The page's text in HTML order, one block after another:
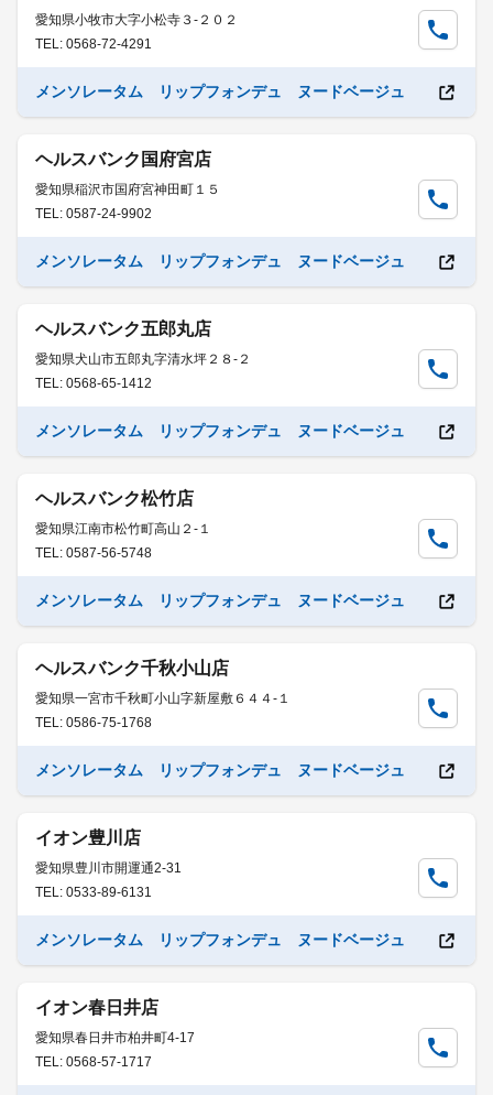
愛知県小牧市大字小松寺３-２０２
TEL: 0568-72-4291
メンソレータム リップフォンデュ ヌードベージュ
ヘルスバンク国府宮店
愛知県稲沢市国府宮神田町１５
TEL: 0587-24-9902
メンソレータム リップフォンデュ ヌードベージュ
ヘルスバンク五郎丸店
愛知県犬山市五郎丸字清水坪２８-２
TEL: 0568-65-1412
メンソレータム リップフォンデュ ヌードベージュ
ヘルスバンク松竹店
愛知県江南市松竹町高山２-１
TEL: 0587-56-5748
メンソレータム リップフォンデュ ヌードベージュ
ヘルスバンク千秋小山店
愛知県一宮市千秋町小山字新屋敷６４４-１
TEL: 0586-75-1768
メンソレータム リップフォンデュ ヌードベージュ
イオン豊川店
愛知県豊川市開運通2-31
TEL: 0533-89-6131
メンソレータム リップフォンデュ ヌードベージュ
イオン春日井店
愛知県春日井市柏井町4-17
TEL: 0568-57-1717